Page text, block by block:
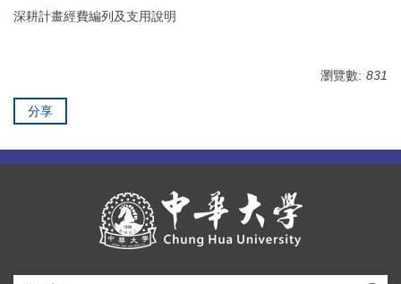
深耕計畫經費編列及支用說明
瀏覽數: 831
分享